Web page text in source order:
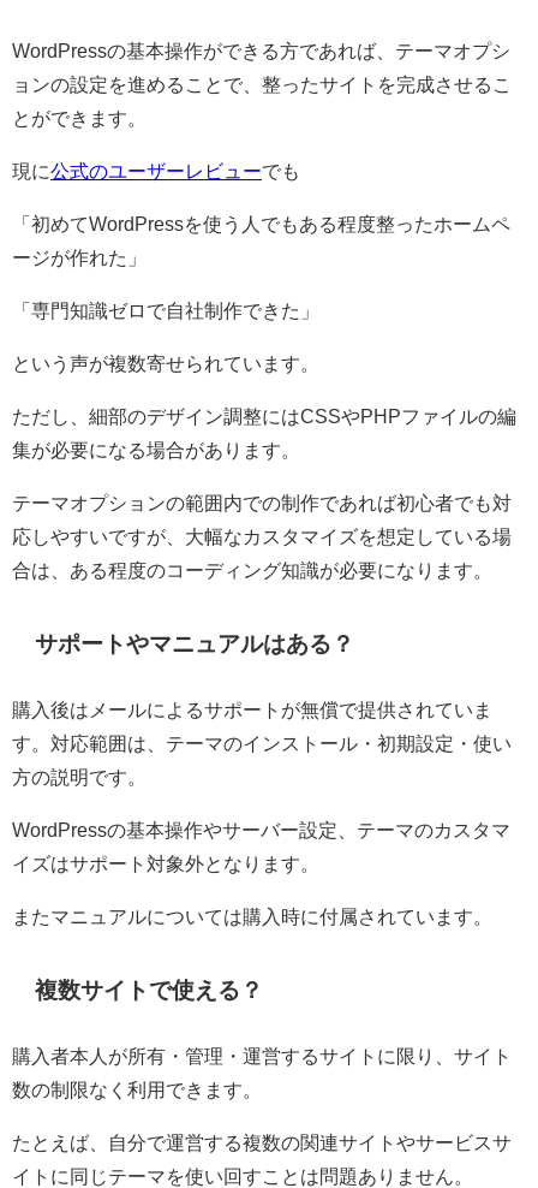
WordPressの基本操作ができる方であれば、テーマオプシ
ョンの設定を進めることで、整ったサイトを完成させるこ
とができます。
現に公式のユーザーレビューでも
「初めてWordPressを使う人でもある程度整ったホームペ
ージが作れた」
「専門知識ゼロで自社制作できた」
という声が複数寄せられています。
ただし、細部のデザイン調整にはCSSやPHPファイルの編
集が必要になる場合があります。
テーマオプションの範囲内での制作であれば初心者でも対
応しやすいですが、大幅なカスタマイズを想定している場
合は、ある程度のコーディング知識が必要になります。
サポートやマニュアルはある？
購入後はメールによるサポートが無償で提供されていま
す。対応範囲は、テーマのインストール・初期設定・使い
方の説明です。
WordPressの基本操作やサーバー設定、テーマのカスタマ
イズはサポート対象外となります。
またマニュアルについては購入時に付属されています。
複数サイトで使える？
購入者本人が所有・管理・運営するサイトに限り、サイト
数の制限なく利用できます。
たとえば、自分で運営する複数の関連サイトやサービスサ
イトに同じテーマを使い回すことは問題ありません。